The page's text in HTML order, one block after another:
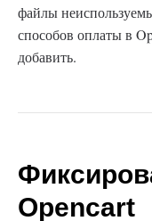
файлы
способов оплаты в
добавить.
Opencart